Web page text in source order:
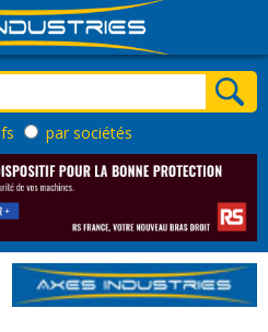
par sociétés